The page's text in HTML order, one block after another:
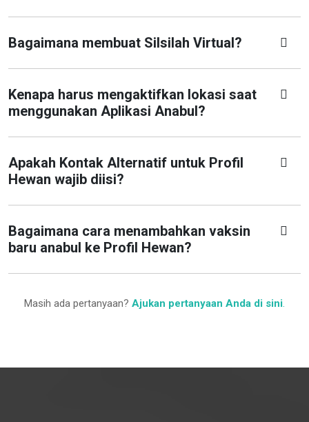
Bagaimana membuat Silsilah Virtual?
Kenapa harus mengaktifkan lokasi saat
menggunakan Aplikasi Anabul?
Apakah Kontak Alternatif untuk Profil
Hewan wajib diisi?
Bagaimana cara menambahkan vaksin
baru anabul ke Profil Hewan?
Masih ada pertanyaan? Ajukan pertanyaan Anda di sini.